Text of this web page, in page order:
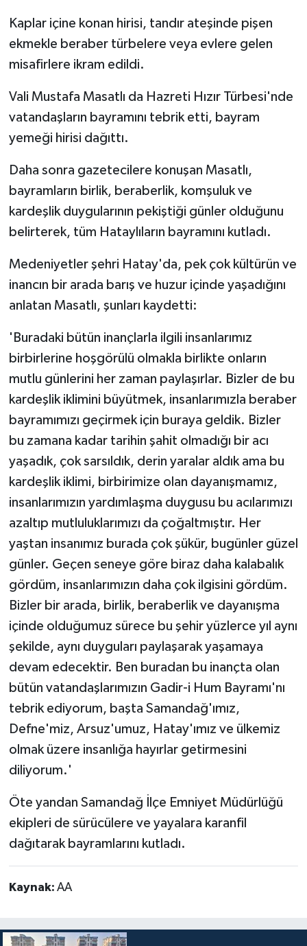
Kaplar içine konan hirisi, tandır ateşinde pişen
ekmekle beraber türbelere veya evlere gelen
misafirlere ikram edildi.
Vali Mustafa Masatlı da Hazreti Hızır Türbesi'nde
vatandaşların bayramını tebrik etti, bayram
yemeği hirisi dağıttı.
Daha sonra gazetecilere konuşan Masatlı,
bayramların birlik, beraberlik, komşuluk ve
kardeşlik duygularının pekiştiği günler olduğunu
belirterek, tüm Hataylıların bayramını kutladı.
Medeniyetler şehri Hatay'da, pek çok kültürün ve
inancın bir arada barış ve huzur içinde yaşadığını
anlatan Masatlı, şunları kaydetti:
'Buradaki bütün inançlarla ilgili insanlarımız
birbirlerine hoşgörülü olmakla birlikte onların
mutlu günlerini her zaman paylaşırlar. Bizler de bu
kardeşlik iklimini büyütmek, insanlarımızla beraber
bayramımızı geçirmek için buraya geldik. Bizler
bu zamana kadar tarihin şahit olmadığı bir acı
yaşadık, çok sarsıldık, derin yaralar aldık ama bu
kardeşlik iklimi, birbirimize olan dayanışmamız,
insanlarımızın yardımlaşma duygusu bu acılarımızı
azaltıp mutluluklarımızı da çoğaltmıştır. Her
yaştan insanımız burada çok şükür, bugünler güzel
günler. Geçen seneye göre biraz daha kalabalık
gördüm, insanlarımızın daha çok ilgisini gördüm.
Bizler bir arada, birlik, beraberlik ve dayanışma
içinde olduğumuz sürece bu şehir yüzlerce yıl aynı
şekilde, aynı duyguları paylaşarak yaşamaya
devam edecektir. Ben buradan bu inançta olan
bütün vatandaşlarımızın Gadir-i Hum Bayramı'nı
tebrik ediyorum, başta Samandağ'ımız,
Defne'miz, Arsuz'umuz, Hatay'ımız ve ülkemiz
olmak üzere insanlığa hayırlar getirmesini
diliyorum.'
Öte yandan Samandağ İlçe Emniyet Müdürlüğü
ekipleri de sürücülere ve yayalara karanfil
dağıtarak bayramlarını kutladı.
Kaynak: AA